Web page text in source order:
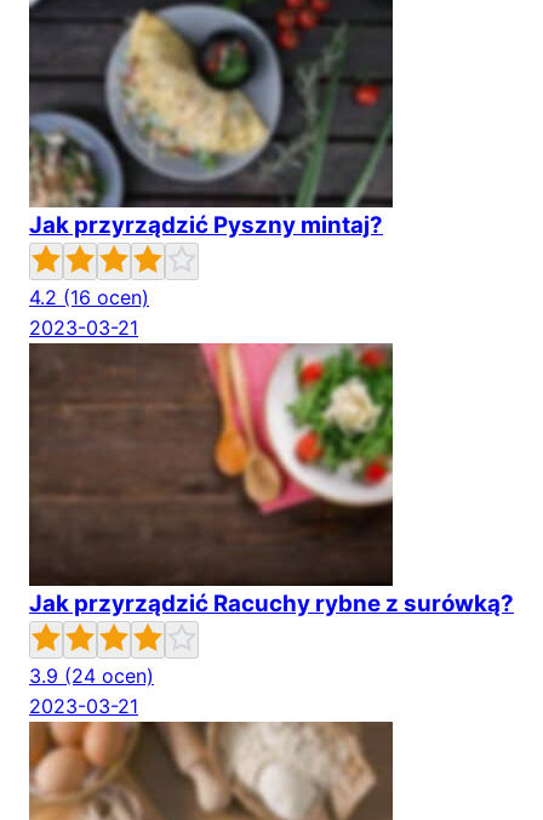
Jak przyrządzić Pyszny mintaj?
4.2 (16 ocen)
2023-03-21
Jak przyrządzić Racuchy rybne z surówką?
3.9 (24 ocen)
2023-03-21